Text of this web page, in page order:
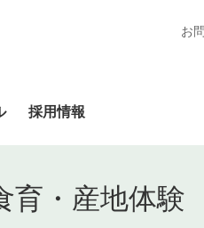
採用情報
お
育・産地体験